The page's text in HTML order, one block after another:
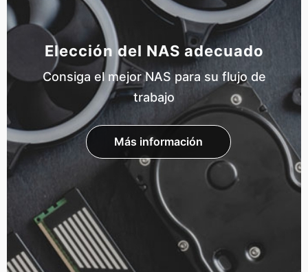
Elección del NAS adecuado
Consiga el mejor NAS para su flujo de
trabajo
Más información